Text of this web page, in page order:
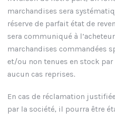
marchandises sera
réserve de parfait état de
sera communiqué à
marchandises commandées
et/ou non tenues en stock
aucun cas reprises.
En cas de réclamation
par la société, il pourra être